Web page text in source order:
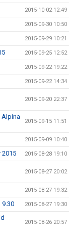
2015-10-02 12:49
2015-09-30 10:50
2015-09-29 10:21
2015-09-25 12:52
2015-09-22 19:22
2015-09-22 14:34
2015-09-20 22:37
Alpina
2015-09-15 11:51
2015-09-09 10:40
2015 2015-08-28 19:10
2015-08-27 20:02
2015-08-27 19:32
9.30 2015-08-27 19:30
2015-08-26 20:57